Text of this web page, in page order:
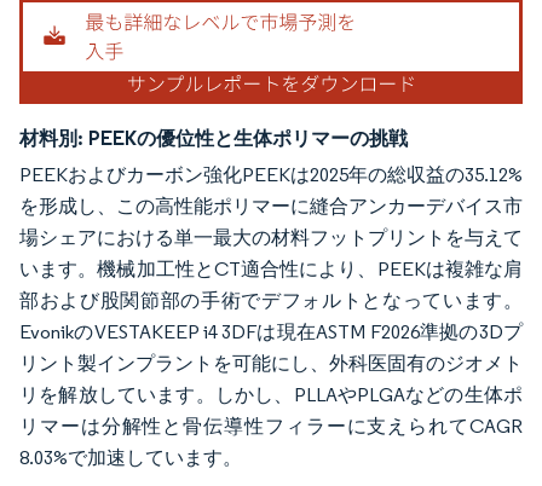
材料別: PEEKの優位性と生体ポリマーの挑戦
PEEKおよびカーボン強化PEEKは2025年の総収益の35.12%
を形成し、この高性能ポリマーに縫合アンカーデバイス市
場シェアにおける単一最大の材料フットプリントを与えて
います。機械加工性とCT適合性により、PEEKは複雑な肩
部および股関節部の手術でデフォルトとなっています。
EvonikのVESTAKEEP i4 3DFは現在ASTM F2026準拠の3Dプ
リント製インプラントを可能にし、外科医固有のジオメト
リを解放しています。しかし、PLLAやPLGAなどの生体ポ
リマーは分解性と骨伝導性フィラーに支えられてCAGR
8.03%で加速しています。